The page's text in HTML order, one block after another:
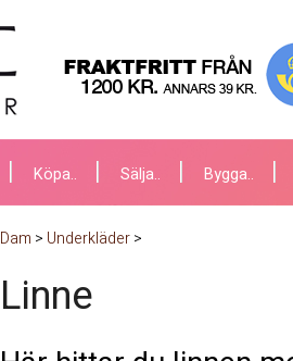
Köpa.. Sälja.. Bygga..
Dam > Underkläder>
Linne